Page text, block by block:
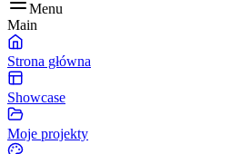
Menu
Main
Strona główna
Showcase
Moje projekty